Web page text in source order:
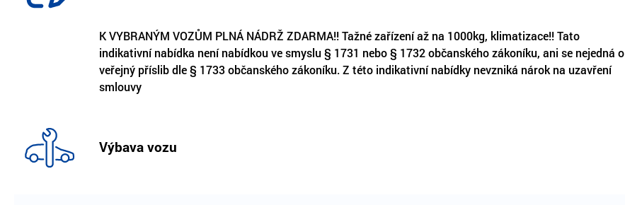
K VYBRANÝM VOZŮM PLNÁ NÁDRŽ ZDARMA!! Tažné zařízení až na 1000kg, klimatizace!! Tato
indikativní nabídka není nabídkou ve smyslu § 1731 nebo § 1732 občanského zákoníku, ani se nejedná o
veřejný příslib dle § 1733 občanského zákoníku. Z této indikativní nabídky nevzniká nárok na uzavření
smlouvy
Výbava vozu